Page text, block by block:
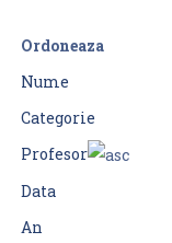
Ordoneaza
Nume
Categorie
Profesor
Data
An